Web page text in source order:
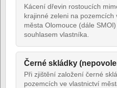
Kácení dřevin rostoucích
krajinné zeleni na
města Olomouce (dále
souhlasem vlastníka.
Černé skládky
Při zjištění založení černé
pozemcích ve vlastnictví